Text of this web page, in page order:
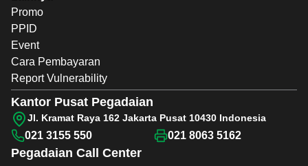
Promo
PPID
Event
Cara Pembayaran
Report Vulnerability
Pegadaian Call Center
Kantor Pusat Pegadaian
Jl. Kramat Raya 162 Jakarta Pusat 10430 Indonesia
021 3155 550 021 8063 5162